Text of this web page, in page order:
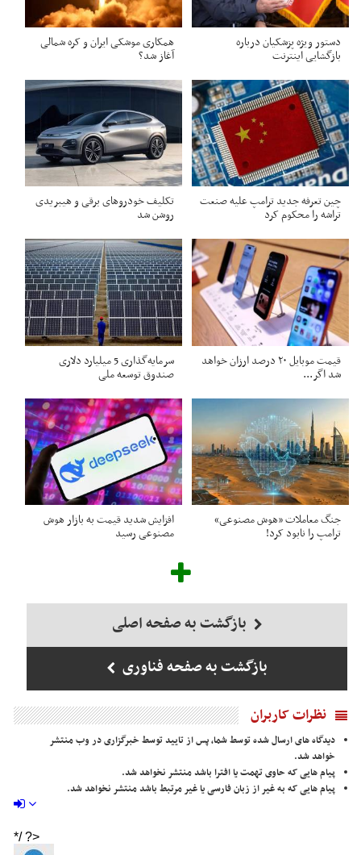
دستور ویژه پزشکیان درباره
بازگشایی اینترنت
همکاری موشکی ایران و کره شمالی
آغاز شد؟
چین تعرفه جدید ترامپ علیه صنعت
تراشه را محکوم کرد
تکلیف خودروهای برقی و هیبریدی
روشن شد
قیمت موبایل ۲۰ درصد ارزان خواهد
شد اگر...
سرمایه‌گذاری 5 میلیارد دلاری
صندوق توسعه ملی
جنگ معاملات «هوش مصنوعی»
ترامپ را نابود کرد!
افزایش شدید قیمت به بازار هوش
مصنوعی رسید
بازگشت به صفحه اصلی
بازگشت به صفحه فناوری
نظرات کاربران
دیدگاه های ارسال شده توسط شما، پس از تایید توسط خبرگزاری در وب منتشر
خواهد شد.
پیام هایی که حاوی تهمت یا افترا باشد منتشر نخواهد شد.
پیام هایی که به غیر از زبان فارسی یا غیر مرتبط باشد منتشر نخواهد شد.